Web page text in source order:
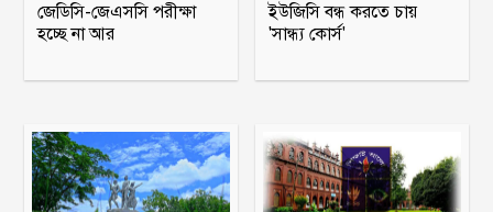
জেডিসি-জেএসসি পরীক্ষা
হচ্ছে না আর
ইউজিসি বন্ধ করতে চায়
'সান্ধ্য কোর্স'